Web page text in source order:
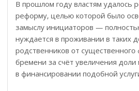
В прошлом году властям удалось
реформу, целью которой было
замыслу инициаторов —
нуждается в проживании в таких
родственников от существенного
бремени за счёт увеличения
в финансировании подобной